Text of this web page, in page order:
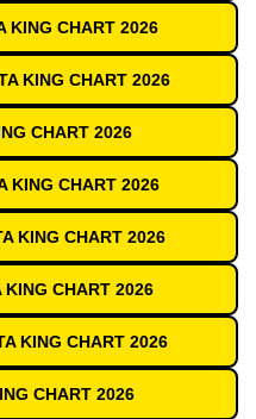
KING CHART 2026
KING CHART 2026
CHART 2026
KING CHART 2026
KING CHART 2026
KING CHART 2026
KING CHART 2026
CHART 2026